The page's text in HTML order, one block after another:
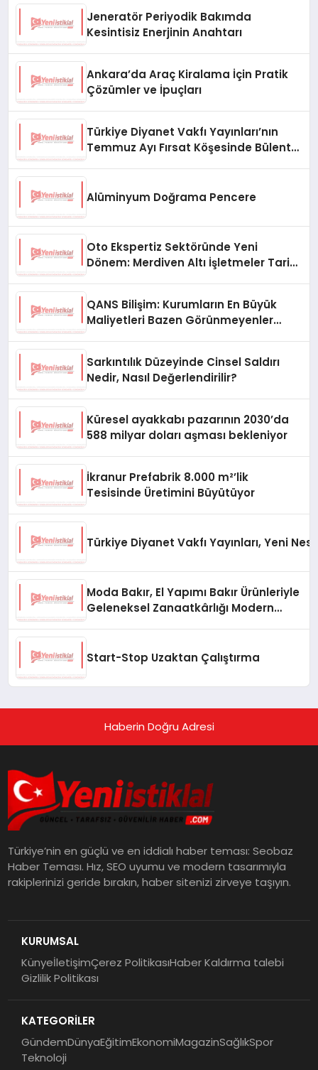
Jeneratör Periyodik Bakımda
Kesintisiz Enerjinin Anahtarı
Ankara’da Araç Kiralama İçin Pratik
Çözümler ve İpuçları
Türkiye Diyanet Vakfı Yayınları’nın
Temmuz Ayı Fırsat Köşesinde Bülent
Alüminyum Doğrama Pencere
Oto Ekspertiz Sektöründe Yeni
Dönem: Merdiven Altı İşletmeler Tarih
QANS Bilişim: Kurumların En Büyük
Maliyetleri Bazen Görünmeyenler
Sarkıntılık Düzeyinde Cinsel Saldırı
Nedir, Nasıl Değerlendirilir?
Küresel ayakkabı pazarının 2030’da
588 milyar doları aşması bekleniyor
İkranur Prefabrik 8.000 m²’lik
Tesisinde Üretimini Büyütüyor
Türkiye Diyanet Vakfı Yayınları, Yeni
Moda Bakır, El Yapımı Bakır Ürünleriyle
Geleneksel Zanaatkârlığı Modern
Start-Stop Uzaktan Çalıştırma
Haberin Doğru Adresi
Türkiye’nin en güçlü ve en iddialı haber teması: Seobaz
Haber Teması. Hız, SEO uyumu ve modern tasarımıyla
rakiplerinizi geride bırakın, haber sitenizi zirveye taşıyın.
KURUMSAL
KünyeİletişimÇerez PolitikasıHaber Kaldırma talebi
Gizlilik Politikası
KATEGORİLER
GündemDünyaEğitimEkonomiMagazinSağlıkSpor
Teknoloji